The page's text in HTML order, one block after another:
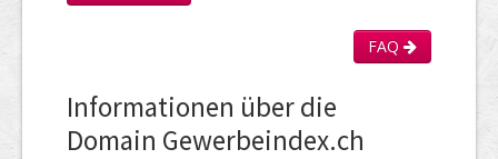
FAQ
Informationen über die
Domain Gewerbeindex.ch